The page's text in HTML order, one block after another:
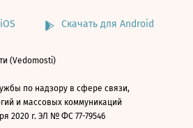
Скачать для Android
(Vedomosti)
по надзору в сфере связи,
и массовых коммуникаций
2020 г. ЭЛ № ФС 77-79546